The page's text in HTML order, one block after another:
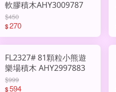
軟膠積木AHY3009787
$450
$270
FL2327# 81顆粒小熊遊
樂場積木 AHY2997883
$999
$594